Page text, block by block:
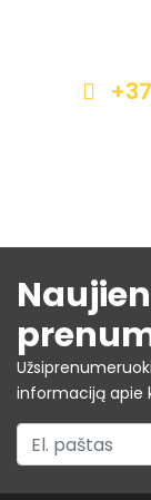
informaciją apie